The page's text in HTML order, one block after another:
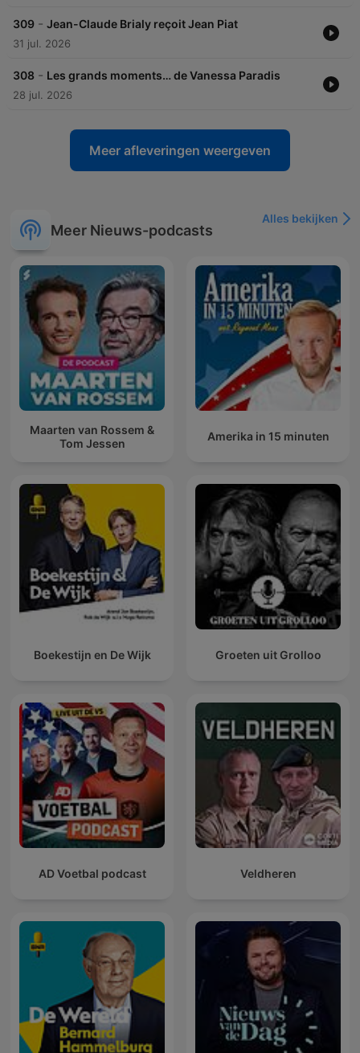
309 - Jean-Claude Brialy reçoit Jean Piat
31 jul. 2026
308 - Les grands moments… de Vanessa Paradis
28 jul. 2026
Meer afleveringen weergeven
Meer Nieuws-podcasts
Alles bekijken
Maarten van Rossem &
Tom Jessen
Amerika in 15 minuten
Boekestijn en De Wijk Groeten uit Grolloo
AD Voetbal podcast Veldheren